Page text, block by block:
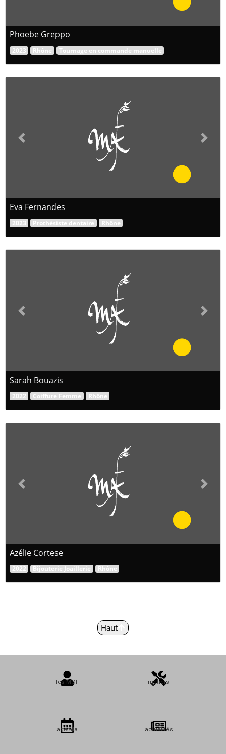
Phoebe Greppo
2023 Rhône Tournage en commande manuelle
Previous Next
Eva Fernandes
2023 Prothésiste dentaire Rhône
Previous Next
Sarah Bouazis
2022 Coiffure Femme Rhône
Previous Next
Azélie Cortese
2022 Bijouterie Joaillerie Rhône
Haut
les MOF métiers
agenda actualités